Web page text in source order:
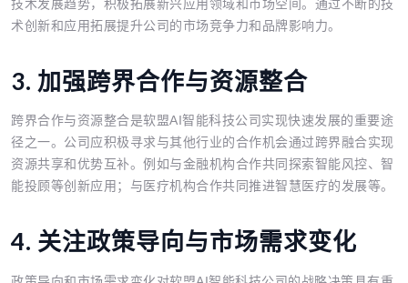
技术发展趋势，积极拓展新兴应用领域和市场空间。通过不断的技
术创新和应用拓展提升公司的市场竞争力和品牌影响力。
3. 加强跨界合作与资源整合
跨界合作与资源整合是软盟AI智能科技公司实现快速发展的重要途
径之一。公司应积极寻求与其他行业的合作机会通过跨界融合实现
资源共享和优势互补。例如与金融机构合作共同探索智能风控、智
能投顾等创新应用；与医疗机构合作共同推进智慧医疗的发展等。
4. 关注政策导向与市场需求变化